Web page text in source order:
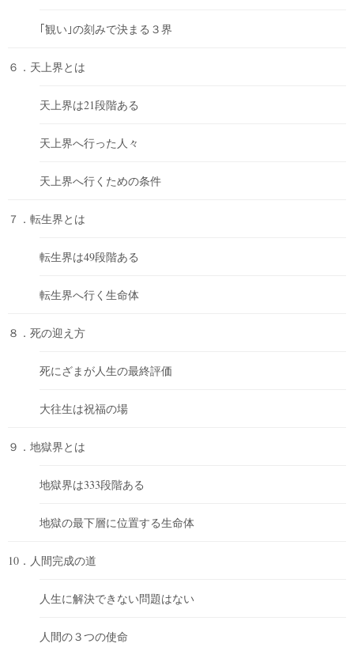
｢観い｣の刻みで決まる３界
６．天上界とは
天上界は21段階ある
天上界へ行った人々
天上界へ行くための条件
７．転生界とは
転生界は49段階ある
転生界へ行く生命体
８．死の迎え方
死にざまが人生の最終評価
大往生は祝福の場
９．地獄界とは
地獄界は333段階ある
地獄の最下層に位置する生命体
10．人間完成の道
人生に解決できない問題はない
人間の３つの使命